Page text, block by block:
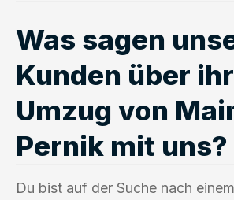
Was sagen
Kunden über
Umzug von
Pernik mit uns?
Du bist auf der Suche nach